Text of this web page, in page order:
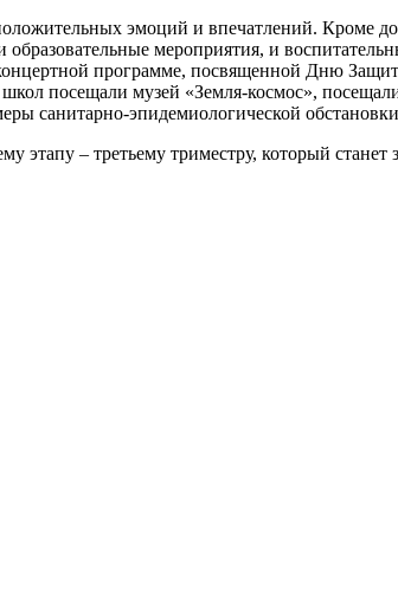
эмоций и впечатлений. Кроме
мероприятия, и
программе, посвященной Дню
посещали музей «Земля-космос»,
санитарно-эпидемиологической
этапу – третьему триместру, который